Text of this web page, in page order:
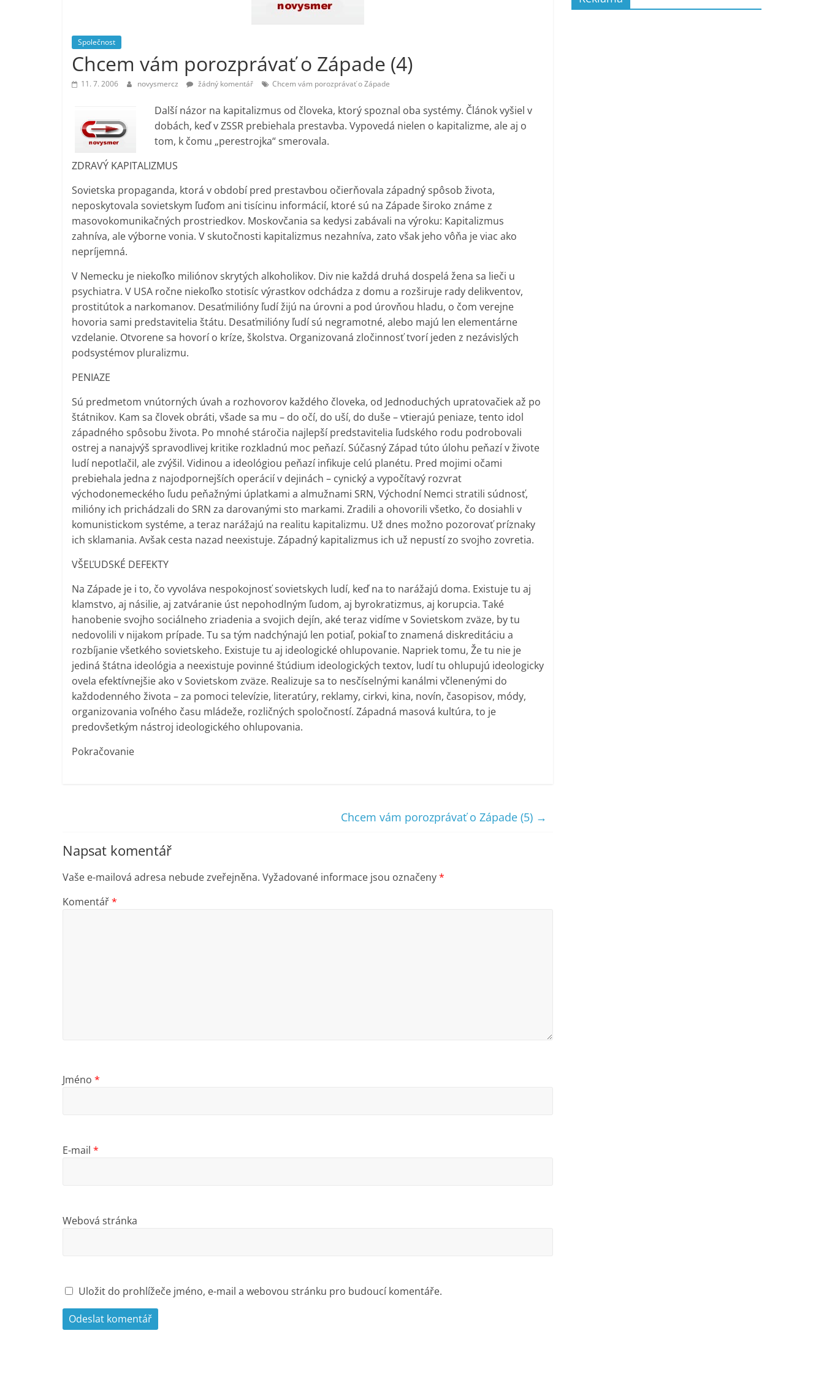
Společnost
Chcem vám porozprávať o Západe (4)
11. 7. 2006 novysmercz žádný komentář Chcem vám porozprávať o Západe
Další názor na kapitalizmus od človeka, ktorý spoznal oba systémy. Článok vyšiel v
dobách, keď v ZSSR prebiehala prestavba. Vypovedá nielen o kapitalizme, ale aj o
tom, k čomu „perestrojka“ smerovala.
ZDRAVÝ KAPITALIZMUS
Sovietska propaganda, ktorá v období pred prestavbou očierňovala západný spôsob života,
neposkytovala sovietskym ľuďom ani tisícinu informácií, ktoré sú na Západe široko známe z
masovokomunikačných prostriedkov. Moskovčania sa kedysi zabávali na výroku: Kapitalizmus
zahníva, ale výborne vonia. V skutočnosti kapitalizmus nezahníva, zato však jeho vôňa je viac ako
nepríjemná.
V Nemecku je niekoľko miliónov skrytých alkoholikov. Div nie každá druhá dospelá žena sa lieči u
psychiatra. V USA ročne niekoľko stotisíc výrastkov odchádza z domu a rozširuje rady delikventov,
prostitútok a narkomanov. Desaťmilióny ľudí žijú na úrovni a pod úrovňou hladu, o čom verejne
hovoria sami predstavitelia štátu. Desaťmilióny ľudí sú negramotné, alebo majú len elementárne
vzdelanie. Otvorene sa hovorí o kríze, školstva. Organizovaná zločinnosť tvorí jeden z nezávislých
podsystémov pluralizmu.
PENIAZE
Sú predmetom vnútorných úvah a rozhovorov každého človeka, od Jednoduchých upratovačiek až po
štátnikov. Kam sa človek obráti, všade sa mu – do očí, do uší, do duše – vtierajú peniaze, tento idol
západného spôsobu života. Po mnohé stáročia najlepší predstavitelia ľudského rodu podrobovali
ostrej a nanajvýš spravodlivej kritike rozkladnú moc peňazí. Súčasný Západ túto úlohu peňazí v živote
ludí nepotlačil, ale zvýšil. Vidinou a ideológiou peňazí infikuje celú planétu. Pred mojimi očami
prebiehala jedna z najodpornejších operácií v dejinách – cynický a vypočítavý rozvrat
východonemeckého ľudu peňažnými úplatkami a almužnami SRN, Východní Nemci stratili súdnosť,
milióny ich prichádzali do SRN za darovanými sto markami. Zradili a ohovorili všetko, čo dosiahli v
komunistickom systéme, a teraz narážajú na realitu kapitalizmu. Už dnes možno pozorovať príznaky
ich sklamania. Avšak cesta nazad neexistuje. Západný kapitalizmus ich už nepustí zo svojho zovretia.
VŠEĽUDSKÉ DEFEKTY
Na Západe je i to, čo vyvoláva nespokojnosť sovietskych ludí, keď na to narážajú doma. Existuje tu aj
klamstvo, aj násilie, aj zatváranie úst nepohodlným ľudom, aj byrokratizmus, aj korupcia. Také
hanobenie svojho sociálneho zriadenia a svojich dejín, aké teraz vidíme v Sovietskom zväze, by tu
nedovolili v nijakom prípade. Tu sa tým nadchýnajú len potiaľ, pokiaľ to znamená diskreditáciu a
rozbíjanie všetkého sovietskeho. Existuje tu aj ideologické ohlupovanie. Napriek tomu, Že tu nie je
jediná štátna ideológia a neexistuje povinné štúdium ideologických textov, ludí tu ohlupujú ideologicky
ovela efektívnejšie ako v Sovietskom zväze. Realizuje sa to nesčíselnými kanálmi včlenenými do
každodenného života – za pomoci televízie, literatúry, reklamy, cirkvi, kina, novín, časopisov, módy,
organizovania voľného času mládeže, rozličných spoločností. Západná masová kultúra, to je
predovšetkým nástroj ideologického ohlupovania.
Pokračovanie
Chcem vám porozprávať o Západe (5) →
Napsat komentář
Vaše e-mailová adresa nebude zveřejněna. Vyžadované informace jsou označeny*
Komentář*
Jméno *
E-mail *
Webová stránka
Uložit do prohlížeče jméno, e-mail a webovou stránku pro budoucí komentáře.